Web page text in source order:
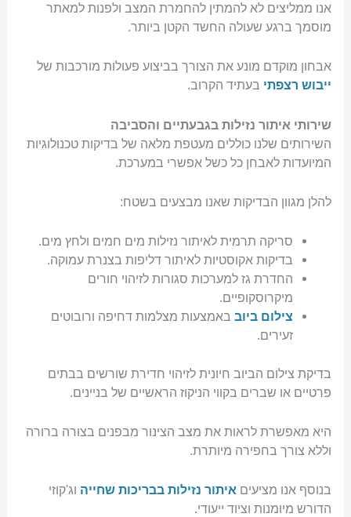
אנו ממליצים לא להמתין להחמרת המצב ולפנות למאתר
מוסמך ברגע שעולה החשד הקטן ביותר.
אבחון מוקדם מונע את הצורך בביצוע פעולות מורכבות של
ייבוש רצפתי בעתיד הקרוב.
שירותי איתור נזילות בגבעתיים והסביבה
השירותים שלנו כוללים מעטפת מלאה של בדיקות טכנולוגיות
המיועדות לאבחן כל כשל אפשרי במערכת.
להלן מגוון הבדיקות שאנו מבצעים בשטח:
סריקה תרמית לאיתור נזילות מים חמים ולחץ מים.
בדיקות אקוסטיות לאיתור דליפות בצנרת עמוקה.
החדרת גז למערכות סגורות לזיהוי חורים
מיקרוסקופיים.
צילום ביוב באמצעות מצלמות דחיפה ורובוטים
זעירים.
בדיקת צילום הביוב חיונית לזיהוי חדירת שורשים בבתים
פרטיים או שברים בקווי הניקוז הראשיים של בניינים.
היא מאפשרת לראות את מצב הצינור מבפנים בצורה ברורה
וללא צורך בחפירה מיותרת.
בנוסף אנו מציעים איתור נזילות בבריכות שחייה וג'קוזי
הדורש מיומנות וציוד ייעודי.